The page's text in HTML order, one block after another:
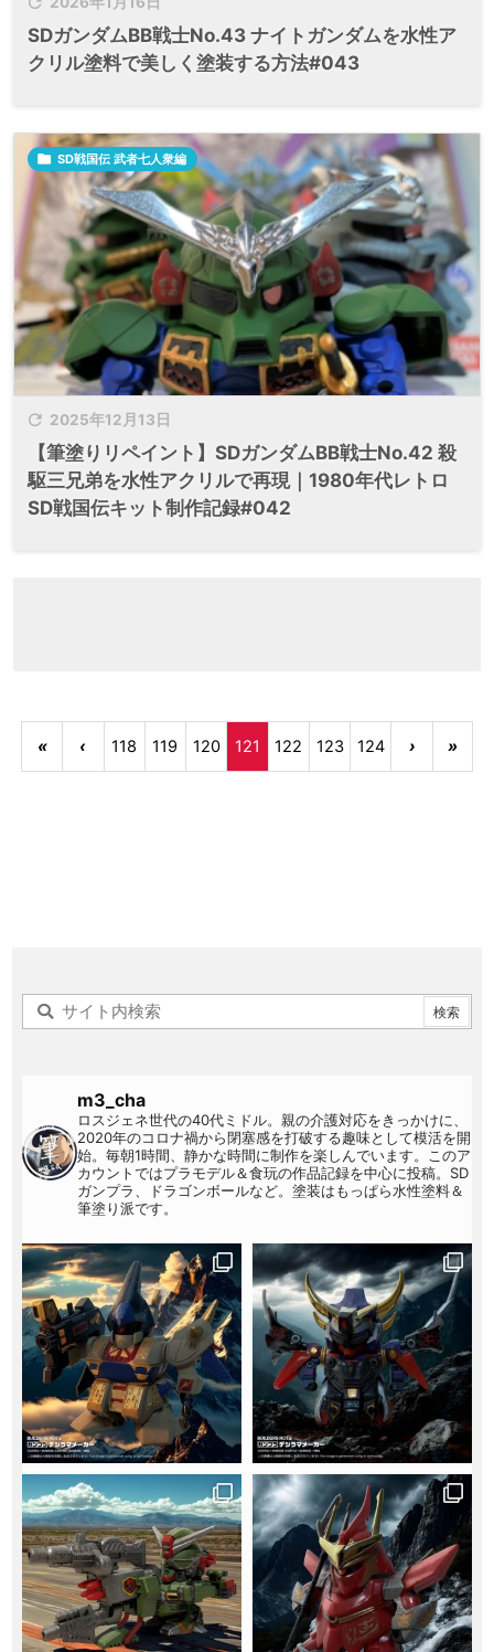
SDガンダムBB戦士No.43 ナイトガンダムを水性ア
クリル塗料で美しく塗装する方法#043
 2025年12月13日
 SD戦国伝 武者七人衆編
【筆塗りリペイント】SDガンダムBB戦士No.42 殺
駆三兄弟を水性アクリルで再現｜1980年代レトロ
SD戦国伝キット制作記録#042
« ‹ 118 119 120 121 122 123 124 › »
m3_cha
ロスジェネ世代の40代ミドル。親の介護対応をきっかけに、
2020年のコロナ禍から閉塞感を打破する趣味として模活を開
始。毎朝1時間、静かな時間に制作を楽しんでいます。このア
カウントではプラモデル＆食玩の作品記録を中心に投稿。SD
ガンプラ、ドラゴンボールなど。塗装はもっぱら水性塗料＆
筆塗り派です。